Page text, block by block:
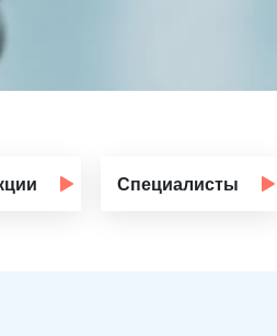
Специалисты